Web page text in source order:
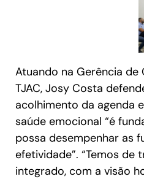
Atuando na Gerência de
TJAC, Josy Costa
acolhimento da agenda
saúde emocional “é
possa desempenhar as
efetividade”. “Temos de
integrado, com a visão